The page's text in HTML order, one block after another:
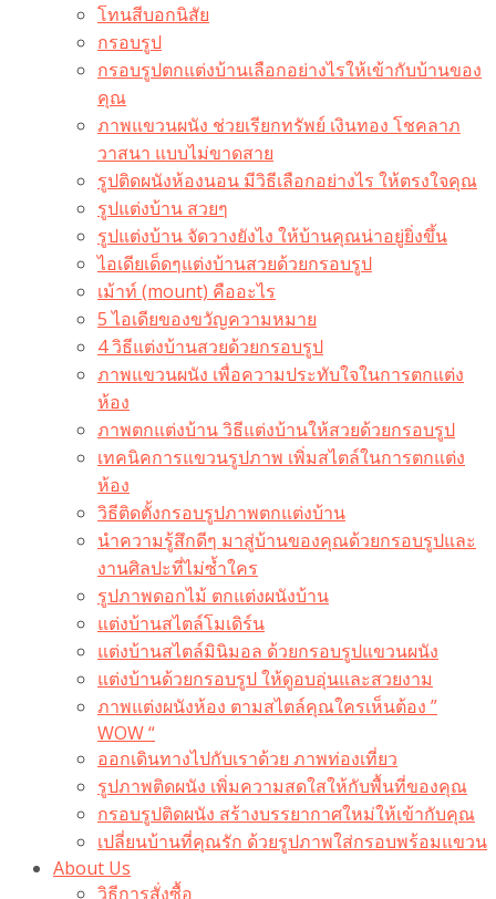
โทนสีบอกนิสัย
กรอบรูป
กรอบรูปตกแต่งบ้านเลือกอย่างไรให้เข้ากับบ้านของ
คุณ
ภาพแขวนผนัง ช่วยเรียกทรัพย์ เงินทอง โชคลาภ
วาสนา แบบไม่ขาดสาย
รูปติดผนังห้องนอน มีวิธีเลือกอย่างไร ให้ตรงใจคุณ
รูปแต่งบ้าน สวยๆ
รูปแต่งบ้าน จัดวางยังไง ให้บ้านคุณน่าอยู่ยิ่งขึ้น
ไอเดียเด็ดๆแต่งบ้านสวยด้วยกรอบรูป
เม้าท์ (mount) คืออะไร​
5 ไอเดียของขวัญความหมาย
4 วิธีแต่งบ้านสวยด้วยกรอบรูป
ภาพแขวนผนัง เพื่อความประทับใจในการตกแต่ง
ห้อง
ภาพตกแต่งบ้าน วิธีแต่งบ้านให้สวยด้วยกรอบรูป
เทคนิคการแขวนรูปภาพ เพิ่มสไตล์ในการตกแต่ง
ห้อง
วิธีติดตั้งกรอบรูปภาพตกแต่งบ้าน
นำความรู้สึกดีๆ มาสู่บ้านของคุณด้วยกรอบรูปและ
งานศิลปะที่ไม่ซ้ำใคร
รูปภาพดอกไม้ ตกแต่งผนังบ้าน
แต่งบ้านสไตล์โมเดิร์น
แต่งบ้านสไตล์มินิมอล ด้วยกรอบรูปแขวนผนัง
แต่งบ้านด้วยกรอบรูป ให้ดูอบอุ่นและสวยงาม
ภาพแต่งผนังห้อง ตามสไตล์คุณใครเห็นต้อง ”
WOW “
ออกเดินทางไปกับเราด้วย ภาพท่องเที่ยว
รูปภาพติดผนัง เพิ่มความสดใสให้กับพื้นที่ของคุณ
กรอบรูปติดผนัง สร้างบรรยากาศใหม่ให้เข้ากับคุณ
เปลี่ยนบ้านที่คุณรัก ด้วยรูปภาพใส่กรอบพร้อมแขวน​
About Us
วิธีการสั่งซื้อ